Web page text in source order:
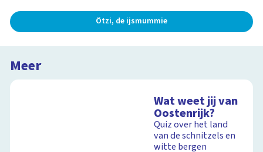
Ötzi, de ijsmummie
Meer
Wat weet jij van
Oostenrijk?
Quiz over het land
van de schnitzels en
witte bergen